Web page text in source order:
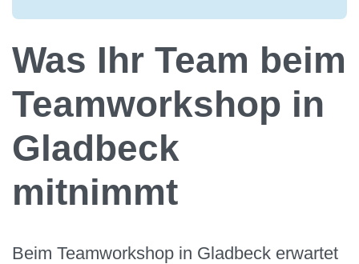
Was Ihr Team beim
Teamworkshop in
Gladbeck
mitnimmt
Beim Teamworkshop in Gladbeck erwartet